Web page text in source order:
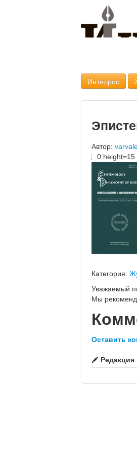
Интелрос
Автор:
0
Категория:
Уважаемый
Мы
Оставить
Редакция